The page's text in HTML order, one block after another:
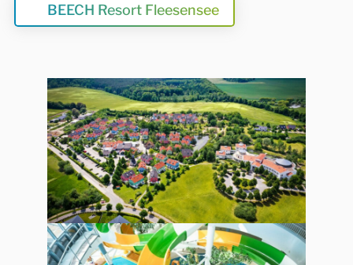
BEECH Resort Fleesensee